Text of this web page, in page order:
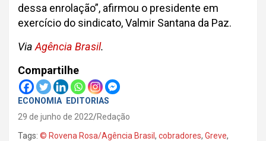
dessa enrolação”, afirmou o presidente em
exercício do sindicato, Valmir Santana da Paz.
Via Agência Brasil.
Compartilhe
ECONOMIA
EDITORIAS
29 de junho de 2022 Redação
Tags: © Rovena Rosa/Agência Brasil , cobradores, Greve,